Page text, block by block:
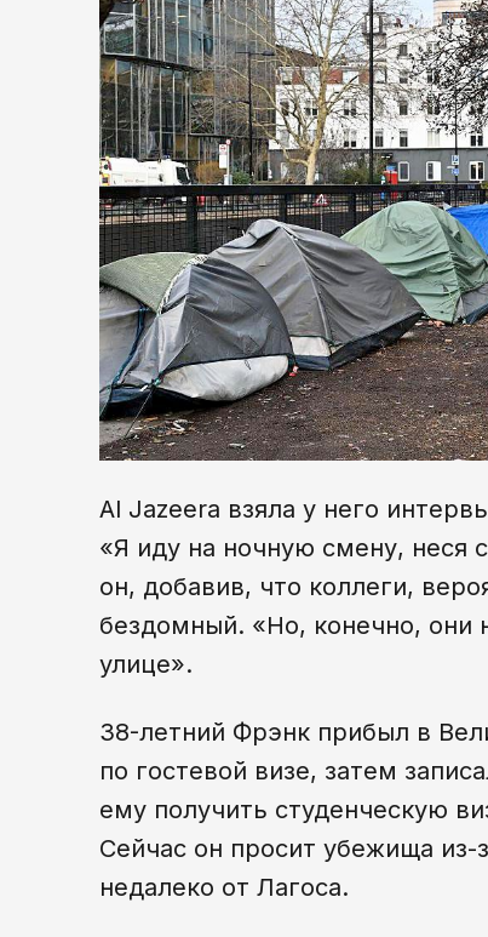
Al Jazeera взяла у него
«Я иду на ночную смену, неся
он, добавив, что коллеги,
бездомный. «Но, конечно, они
улице».
38-летний Фрэнк прибыл в
по гостевой визе, затем
ему получить студенческую
Сейчас он просит убежища
недалеко от Лагоса.